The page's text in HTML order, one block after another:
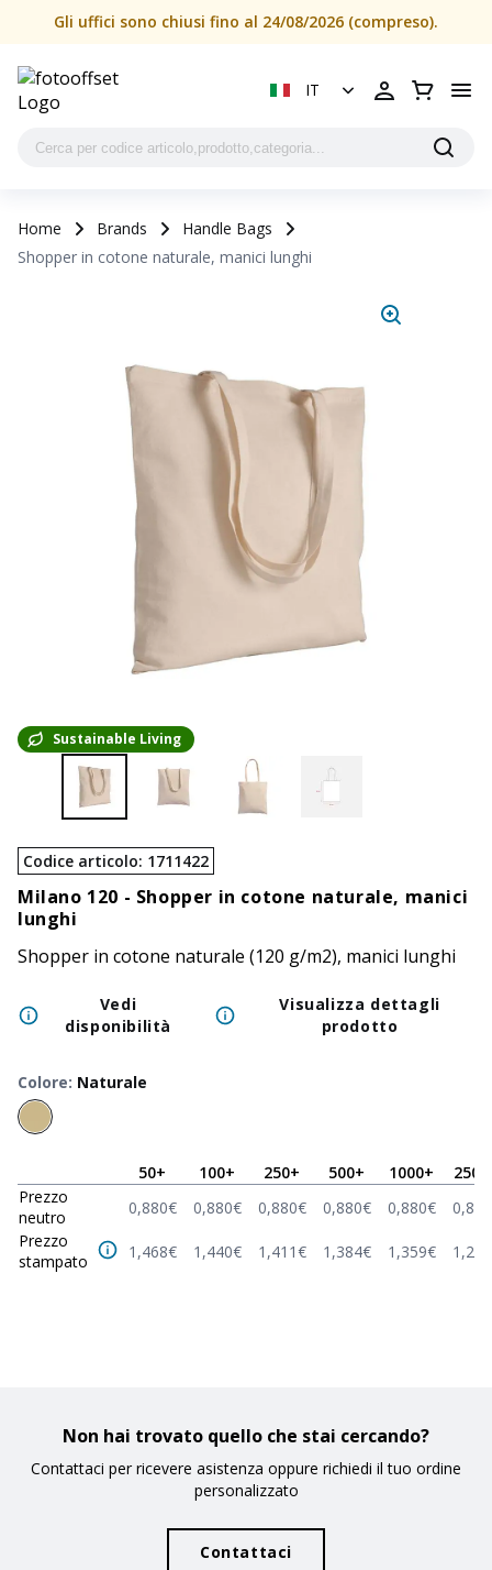
Gli uffici sono chiusi fino al 24/08/2026 (compreso).
IT
Home Brands
Handle Bags
Shopper in cotone naturale, manici lunghi
Sustainable Living
Codice articolo: 1711422
Milano 120 - Shopper in cotone naturale, manici
lunghi
Shopper in cotone naturale (120 g/m2), manici lunghi
Vedi
disponibilità
Visualizza dettagli
prodotto
Colore: Naturale
50+ 100+ 250+ 500+ 1000+ 2500
Prezzo
neutro
0,880€ 0,880€ 0,880€ 0,880€ 0,880€ 0,880
Prezzo
stampato
1,468€ 1,440€ 1,411€ 1,384€ 1,359€ 1,264
Non hai trovato quello che stai cercando?
Contattaci per ricevere asistenza oppure richiedi il tuo ordine
personalizzato
Contattaci